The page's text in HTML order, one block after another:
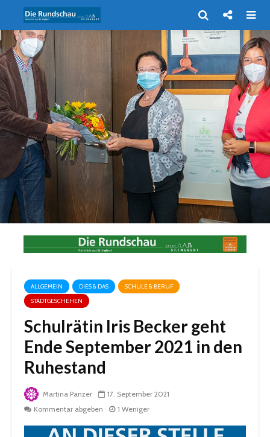
ALLGEMEIN DIES & DAS
SCHULE & BERUF
STADTGESCHEHEN
Schulrätin Iris Becker geht
Ende September 2021 in den
Ruhestand
Martina Panzer
17. September 2021
Kommentar abgeben
1 Weniger